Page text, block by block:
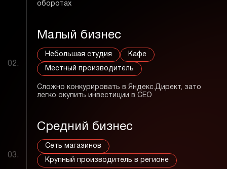
оборотах
02.
Малый бизнес
Небольшая студия Кафе
Местный производитель
Сложно конкурировать в Яндекс.Директ, зато
легко окупить инвестиции в СЕО
03.
Средний бизнес
Сеть магазинов
Крупный производитель в регионе